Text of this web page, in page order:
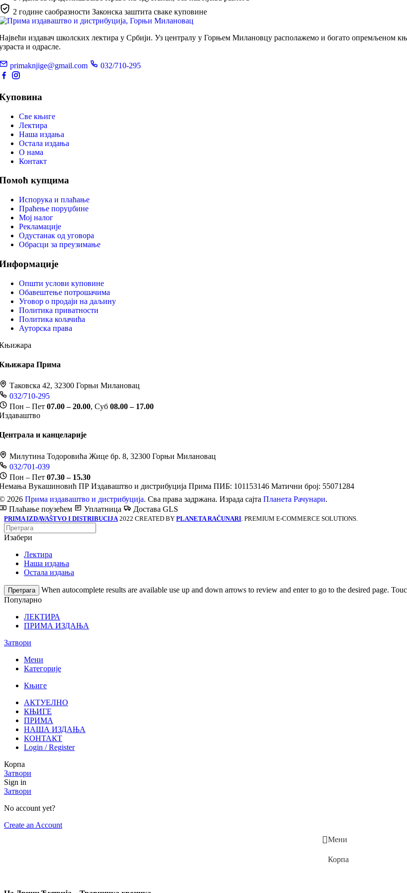
2 године саобразности Законска заштита сваке куповине
издавач школских лектира у Србији. Уз централу у Горњем Милановцу располажемо и богато опремљеном
и одрасле.
primaknjige@gmail.com 032/710-295
Све књиге
Лектира
Наша издања
Остала издања
О нама
Контакт
купцима
Испорука и плаћање
Праћење поруџбине
Мој налог
Рекламације
Одустанак од уговора
Обрасци за преузимање
Општи услови куповине
Обавештење потрошачима
Уговор о продаји на даљину
Политика приватности
Политика колачића
Ауторска права
Прима
Таковска 42, 32300 Горњи Милановац
032/710-295
Пон – Пет 07.00 – 20.00, Суб 08.00 – 17.00
и канцеларије
Милутина Тодоровића Жице бр. 8, 32300 Горњи Милановац
032/701-039
Пон – Пет 07.30 – 15.30
Вукашиновић ПР Издаваштво и дистрибуција Прима ПИБ: 101153146 Матични број: 55071284
2026 Прима издаваштво и дистрибуција. Сва права задржана. Израда сајта Планета Рачунари.
Плаћање поузећем
Уплатница Достава GLS
PRIMA IZDAVAŠTVO I DISTRIBUCIJA 2022 CREATED BY PLANETA RAČUNARI . PREMIUM E-COMMERCE SOLUTIONS.
Изабери
Лектира
Наша издања
Остала издања
Претрага
When autocomplete results are available use up and down arrows to review and enter to go to the desired page.
Популарно
ЛЕКТИРА
ПРИМА ИЗДАЊА
Затвори
Мени
Категорије
Књиге
АКТУЕЛНО
КЊИГЕ
ПРИМА
НАША ИЗДАЊА
КОНТАКТ
Login / Register
Корпа
Затвори
Sign in
Затвори
No account yet?
Create an Account
Мени
Корпа